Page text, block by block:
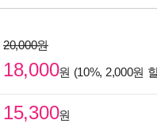
20,000원
18,000원 (10%, 2,000원
15,300원